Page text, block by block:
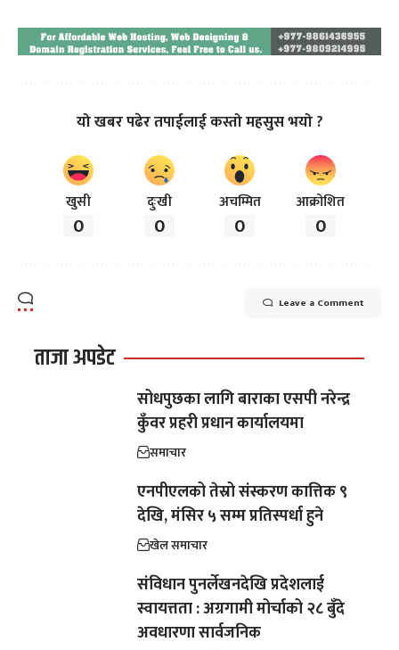
यो खबर पढेर तपाईलाई कस्तो महसुस भयो ?
खुसी
0
दुःखी
0
अचम्मित
0
आक्रोशित
0
Leave a Comment
ताजा अपडेट
सोधपुछका लागि बाराका एसपी नरेन्द्र
कुँवर प्रहरी प्रधान कार्यालयमा
समाचार
एनपीएलको तेस्रो संस्करण कात्तिक ९
देखि, मंसिर ५ सम्म प्रतिस्पर्धा हुने
खेल समाचार
संविधान पुनर्लेखनदेखि प्रदेशलाई
स्वायत्तता : अग्रगामी मोर्चाको २८ बुँदे
अवधारणा सार्वजनिक